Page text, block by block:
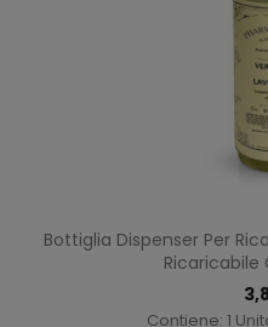
Bottiglia Dispenser Per
Contiene: 1